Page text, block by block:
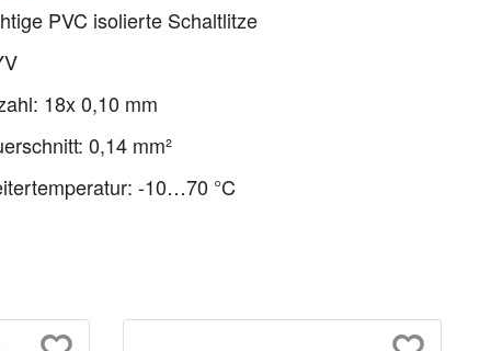
PVC isolierte Schaltlitze
18x 0,10 mm
0,14 mm²
-10…70 °C